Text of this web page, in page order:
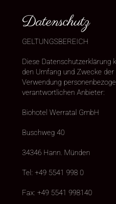
Datenschutz
GELTUNGSBEREICH
Diese Datenschutzerklärung
den Umfang und Zwecke der
Verwendung
verantwortlichen Anbieter:
Biohotel Werratal GmbH
Buschweg 40
34346 Hann. Münden
Tel: +49 5541 998 0
Fax: +49 5541 998140